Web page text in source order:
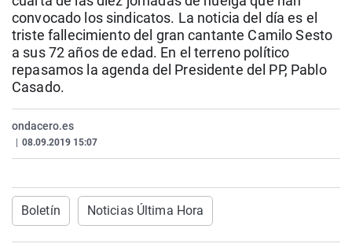
La rosa de los vientos
Gente viajera
Como el perro y el
Caso
Retornados
Equipo de
Extremadura
Galicia
La Rioja
Virales
Televisión
Elecciones
convocado los sindicatos. La noticia del día es el
triste fallecimiento del gran cantante Camilo Sesto
a sus 72 años de edad. En el terreno político
repasamos la agenda del Presidente del PP, Pablo
Casado.
ondacero.es
08.09.2019 15:07
Boletín Noticias Última Hora